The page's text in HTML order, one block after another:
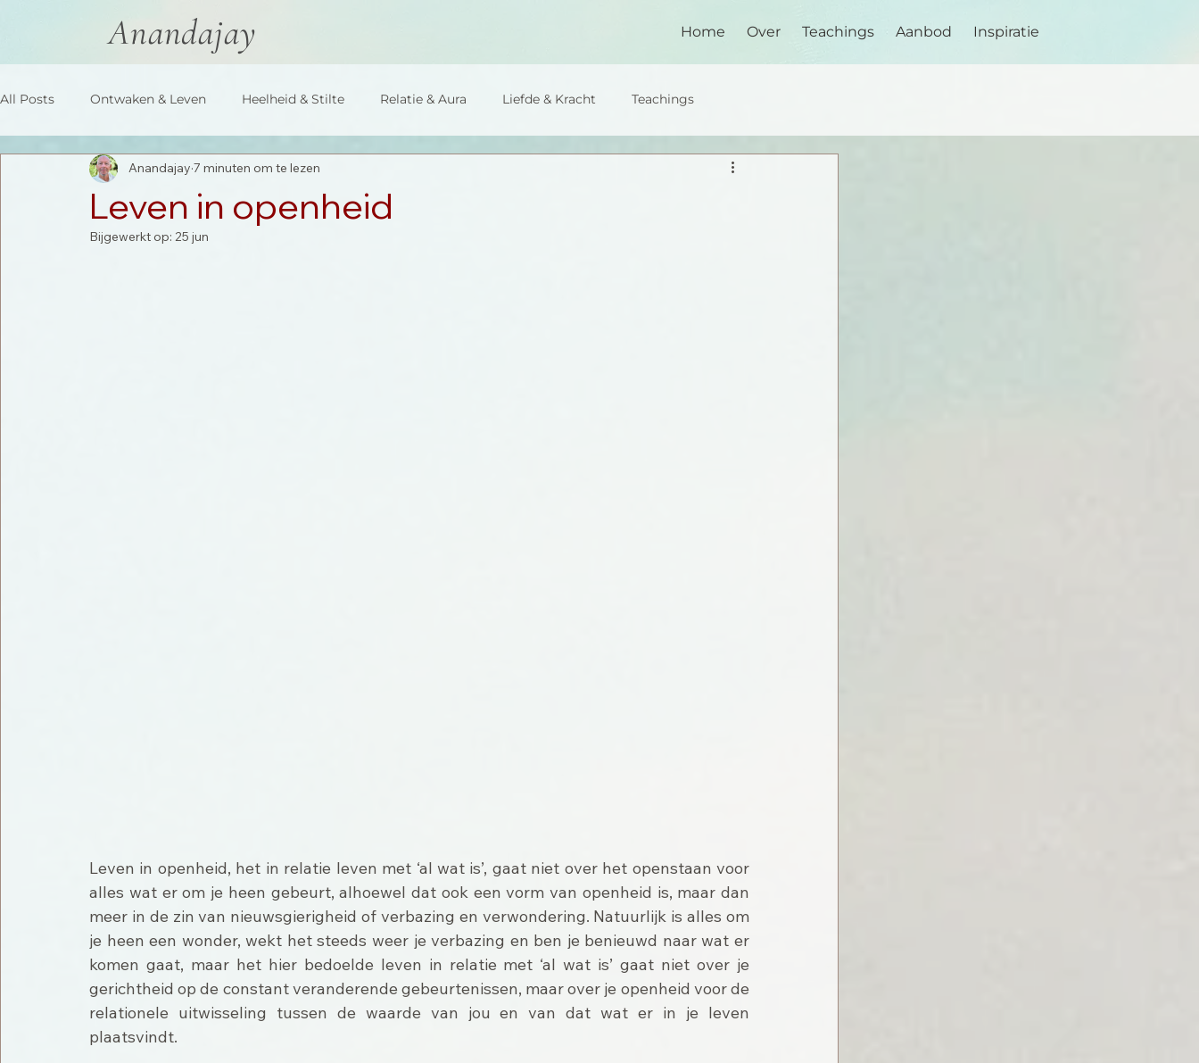
Anandajay Home Over Teachings Aanbod Inspiratie
All Posts Ontwaken & Leven Heelheid & Stilte Relatie & Aura Liefde & Kracht Teachings
Leven in openheid
Anandajay 7 minuten om te lezen
Bijgewerkt op: 25 jun
Leven in openheid, het in relatie leven met ‘al wat is’, gaat niet over het openstaan voor
alles wat er om je heen gebeurt, alhoewel dat ook een vorm van openheid is, maar dan
meer in de zin van nieuwsgierigheid of verbazing en verwondering. Natuurlijk is alles om
je heen een wonder, wekt het steeds weer je verbazing en ben je benieuwd naar wat er
komen gaat, maar het hier bedoelde leven in relatie met ‘al wat is’ gaat niet over je
gerichtheid op de constant veranderende gebeurtenissen, maar over je openheid voor de
relationele uitwisseling tussen de waarde van jou en van dat wat er in je leven
plaatsvindt.